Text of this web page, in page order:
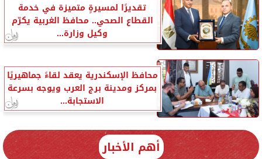
تقديرًا لمسيرةٍ متميزة في خدمة
القطاع الصحي.. محافظ الغربية يكرّم
وكيل وزارة...
محافظ الإسكندرية يعقد لقاءً جماهيريًا
بمركز ومدينة برج العرب ويوجه بسرعة
الاستجابة...
أهم الأخبار